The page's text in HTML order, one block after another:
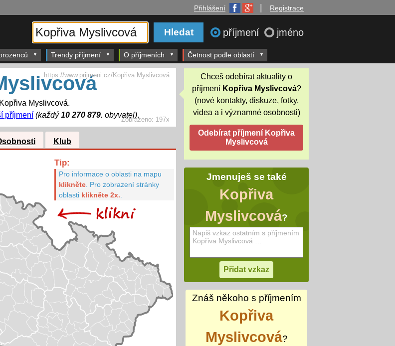
Přihlášení Registrace
příjmení jméno
Trendy příjmení O příjmeních Četnost podle oblastí
Zobrazeno: 197x
Myslivcová.
příjmení (každý10 270 879. obyvatel).
https://www.prijmeni.cz/Kopřiva Myslivcová
Klub
Tip:
Pro informace o oblasti na mapu
klikněte. Pro zobrazení stránky
oblasti klikněte 2x.
Chceš odebírat aktuality o
příjmení Kopřiva Myslivcová?
(nové kontakty, diskuze, fotky,
videa a i významné osobnosti)
Jmenuješ se také
Kopřiva
Myslivcová?
Znáš někoho s příjmením
Kopřiva
Myslivcová?